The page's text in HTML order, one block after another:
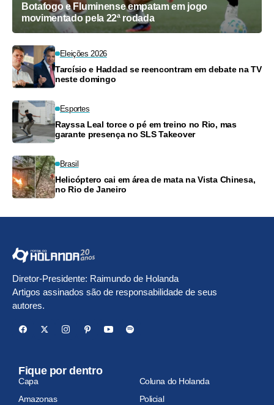
Botafogo e Fluminense empatam em jogo
movimentado pela 22ª rodada
Eleições 2026
Tarcísio e Haddad se reencontram em debate na TV
neste domingo
Esportes
Rayssa Leal torce o pé em treino no Rio, mas
garante presença no SLS Takeover
Brasil
Helicóptero cai em área de mata na Vista Chinesa,
no Rio de Janeiro
Diretor-Presidente: Raimundo de Holanda
Artigos assinados são de responsabilidade de seus
autores.
Fique por dentro
Capa
Coluna do Holanda
Amazonas
Policial